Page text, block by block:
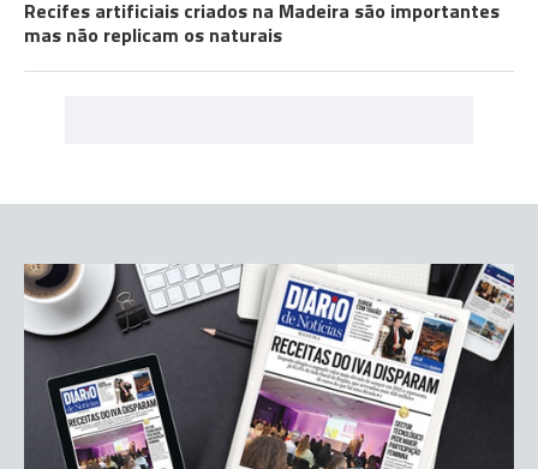
Recifes artificiais criados na Madeira são importantes
mas não replicam os naturais